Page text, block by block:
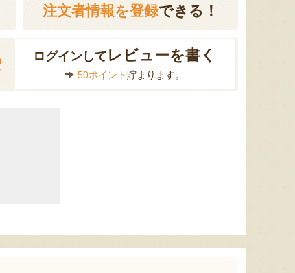
注文者情報を登録できる！
ログインして レビューを書く
50ポイント 貯まります。